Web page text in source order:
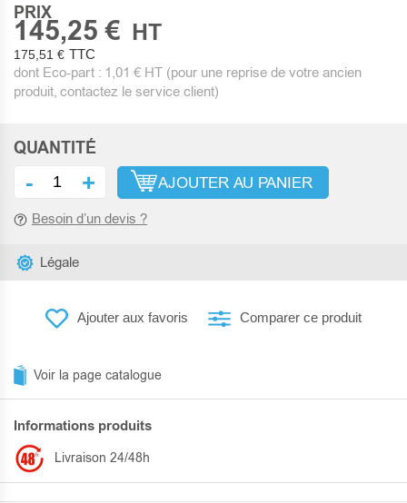
PRIX
145,25 €
175,51 €
dont Eco-part : 1,01 € HT (pour une reprise de votre ancien
produit, contactez le service client)
QUANTITÉ
- + AJOUTER AU PANIER
Besoin d’un devis ?
Ajouter aux favoris Comparer ce produit
Légale
Voir la page catalogue
Informations produits
Livraison 24/48h